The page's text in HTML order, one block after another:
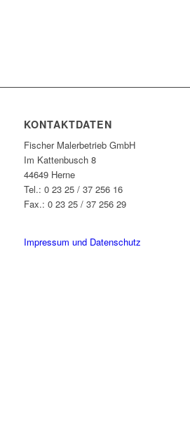
KONTAKTDATEN
Fischer Malerbetrieb GmbH
Im Kattenbusch 8
44649 Herne
Tel.: 0 23 25 / 37 256 16
Fax.: 0 23 25 / 37 256 29
Impressum und Datenschutz